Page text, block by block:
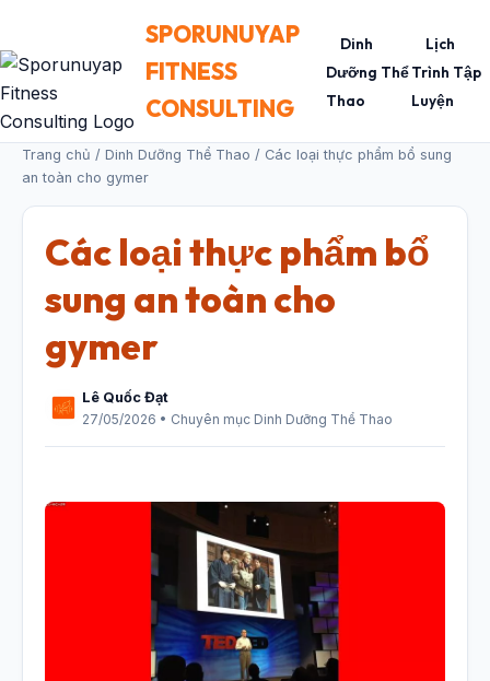
SPORUNUYAP
FITNESS
CONSULTING
Dinh
Dưỡng Thể
Thao
Lịch
Trình Tập
Luyện
Trang chủ / Dinh Dưỡng Thể Thao / Các loại thực phẩm bổ sung
an toàn cho gymer
Các loại thực phẩm bổ
sung an toàn cho
gymer
Lê Quốc Đạt
27/05/2026 • Chuyên mục Dinh Dưỡng Thể Thao